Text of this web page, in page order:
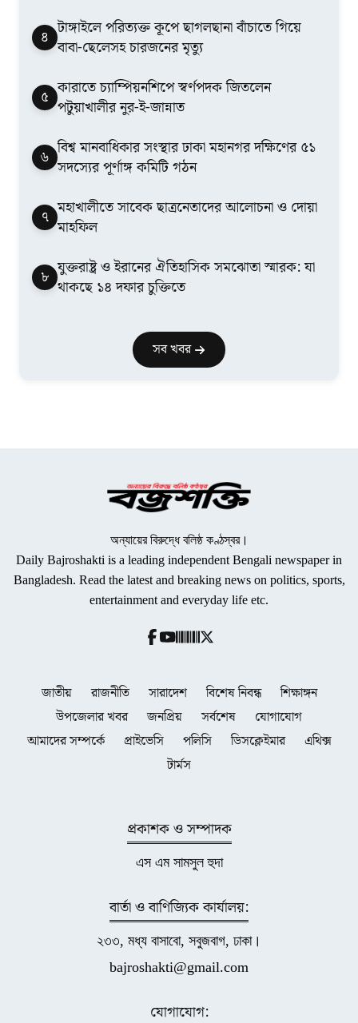
৪ টাঙ্গাইলে পরিত্যক্ত কূপে ছাগলছানা বাঁচাতে গিয়ে
বাবা-ছেলেসহ চারজনের মৃত্যু
৫ কারাতে চ্যাম্পিয়নশিপে স্বর্ণপদক জিতলেন
পটুয়াখালীর নুর-ই-জান্নাত
৬ বিশ্ব মানবাধিকার সংস্থার ঢাকা মহানগর দক্ষিণের ৫১
সদস্যের পূর্ণাঙ্গ কমিটি গঠন
৭ মহাখালীতে সাবেক ছাত্রনেতাদের আলোচনা ও দোয়া
মাহফিল
৮ যুক্তরাষ্ট্র ও ইরানের ঐতিহাসিক সমঝোতা স্মারক: যা
থাকছে ১৪ দফার চুক্তিতে
সব খবর
অন্যায়ের বিরুদ্ধে বলিষ্ঠ কণ্ঠস্বর।
Daily Bajroshakti is a leading independent Bengali newspaper in
Bangladesh. Read the latest and breaking news on politics, sports,
entertainment and everyday life etc.
জাতীয় রাজনীতি সারাদেশ বিশেষ নিবন্ধ
শিক্ষাঙ্গন
উপজেলার খবর
জনপ্রিয় সর্বশেষ
যোগাযোগ
আমাদের সম্পর্কে
প্রাইভেসি পলিসি ডিসক্লেইমার
এথিক্স
টার্মস
প্রকাশক ও সম্পাদক
এস এম সামসুল হুদা
বার্তা ও বাণিজ্যিক কার্যালয়:
২৩৩, মধ্য বাসাবো, সবুজবাগ, ঢাকা।
bajroshakti@gmail.com
যোগাযোগ: